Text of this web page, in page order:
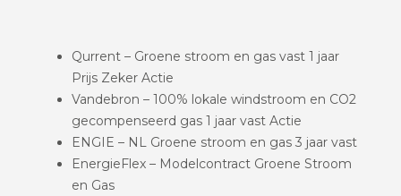
Qurrent – Groene stroom en gas vast 1 jaar
Prijs Zeker Actie
Vandebron – 100% lokale windstroom en CO2
gecompenseerd gas 1 jaar vast Actie
ENGIE – NL Groene stroom en gas 3 jaar vast
EnergieFlex – Modelcontract Groene Stroom
en Gas